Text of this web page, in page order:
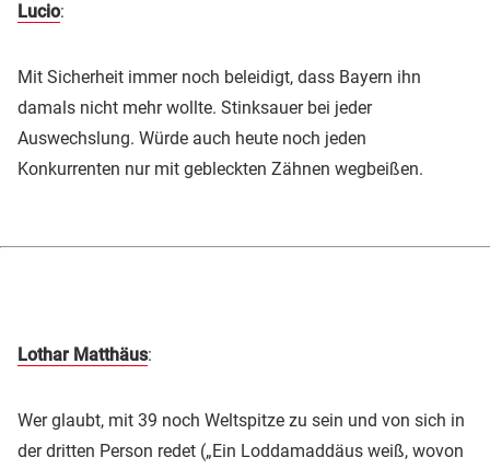
Lucio:
Mit Sicherheit immer noch beleidigt, dass Bayern ihn
damals nicht mehr wollte. Stinksauer bei jeder
Auswechslung. Würde auch heute noch jeden
Konkurrenten nur mit gebleckten Zähnen wegbeißen.
Lothar Matthäus:
Wer glaubt, mit 39 noch Weltspitze zu sein und von sich in
der dritten Person redet („Ein Loddamaddäus weiß, wovon